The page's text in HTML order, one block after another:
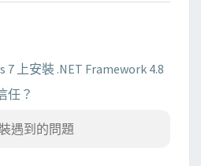
7 上安裝 .NET Framework 4.8
任？
遇到的問題